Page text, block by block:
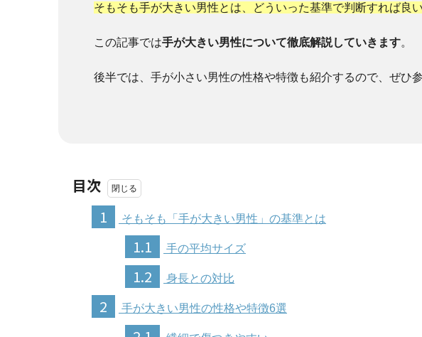
そもそも手が大きい男性とは、どういった基準で判断すれば良
この記事では手が大きい男性について徹底解説していきます。
後半では、手が小さい男性の性格や特徴も紹介するので、ぜひ
目次
1
そもそも「手が大きい男性」の基準とは
1.1 手の平均サイズ
1.2 身長との対比
2 手が大きい男性の性格や特徴6選